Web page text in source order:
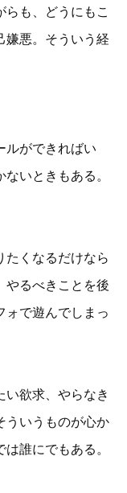
も、どうにもこ
嫌悪。そういう経
ルができればい
いときもある。
たくなるだけなら
やるべきことを後
ォで遊んでしまっ
い欲求、やらなき
ういうものが心か
誰にでもある。